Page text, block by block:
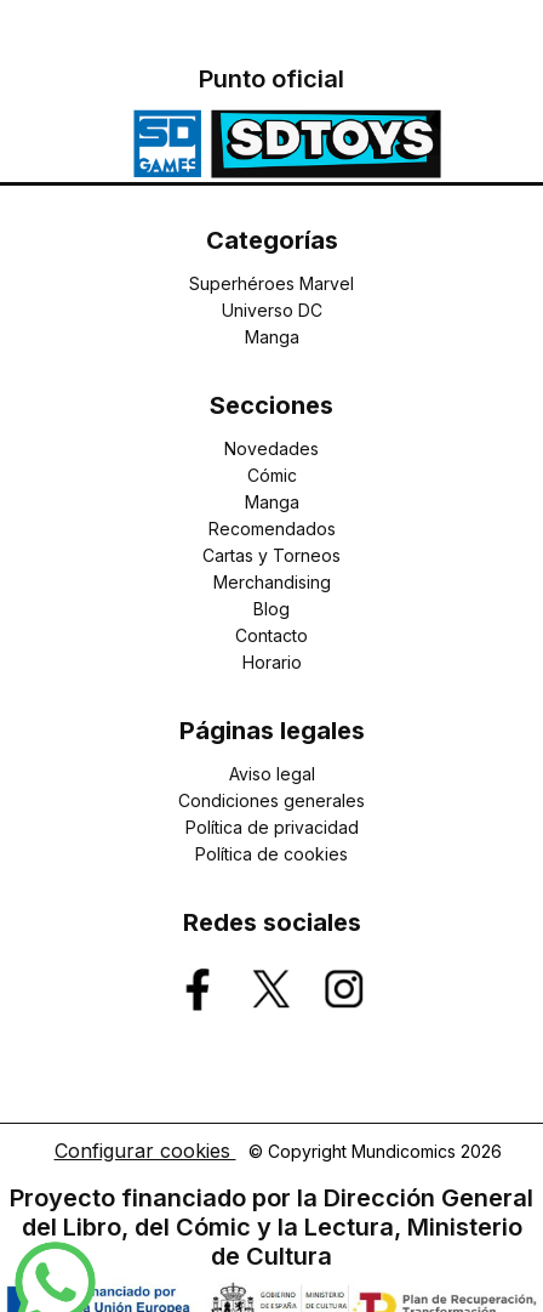
Punto oficial
Categorías
Superhéroes Marvel
Universo DC
Manga
Secciones
Novedades
Cómic
Manga
Recomendados
Cartas y Torneos
Merchandising
Blog
Contacto
Horario
Páginas legales
Aviso legal
Condiciones generales
Política de privacidad
Política de cookies
Redes sociales
Configurar cookies © Copyright Mundicomics 2026
Proyecto financiado por la Dirección General
del Libro, del Cómic y la Lectura, Ministerio
de Cultura